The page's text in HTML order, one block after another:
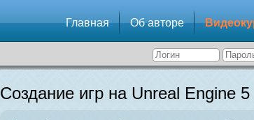
Главная Об авторе
Создание игр на Unreal Engine 5